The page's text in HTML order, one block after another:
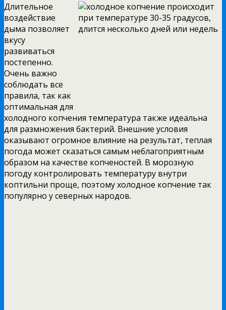
Длительное
воздействие
дыма позволяет
вкусу
развиваться
постепенно.
Очень важно
соблюдать все
правила, так как
оптимальная для
холодного копчения температура также идеальна
для размножения бактерий. Внешние условия
оказывают огромное влияние на результат, теплая
погода может сказаться самым неблагоприятным
образом на качестве копченостей. В морозную
погоду контролировать температуру внутри
коптильни проще, поэтому холодное копчение так
популярно у северных народов.